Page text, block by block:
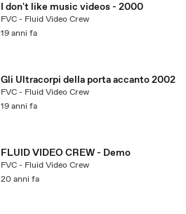
I don't like music videos - 2000
FVC - Fluid Video Crew
19 anni fa
Gli Ultracorpi della porta accanto 2002
FVC - Fluid Video Crew
19 anni fa
FLUID VIDEO CREW - Demo
FVC - Fluid Video Crew
20 anni fa